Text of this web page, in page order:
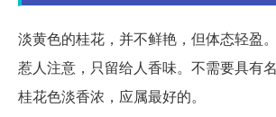
淡黄色的桂花，并不鲜艳，但体态轻盈
惹人注意，只留给人香味。不需要具有
桂花色淡香浓，应属最好的。